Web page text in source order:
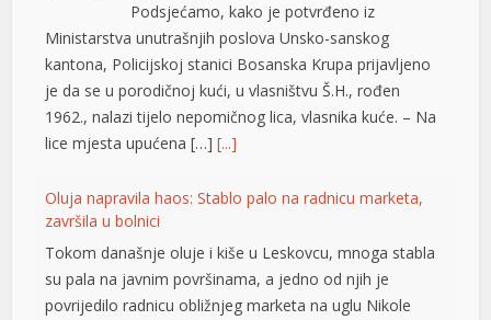
Podsjećamo, kako je potvrđeno iz
Ministarstva unutrašnjih poslova Unsko-sanskog
kantona, Policijskoj stanici Bosanska Krupa prijavljeno
je da se u porodičnoj kući, u vlasništvu Š.H., rođen
1962., nalazi tijelo nepomičnog lica, vlasnika kuće. – Na
lice mjesta upućena […][...]
Oluja napravila haos: Stablo palo na radnicu marketa,
završila u bolnici
Tokom današnje oluje i kiše u Leskovcu, mnoga stabla
su pala na javnim površinama, a jedno od njih je
povrijedilo radnicu obližnjeg marketa na uglu Nikole